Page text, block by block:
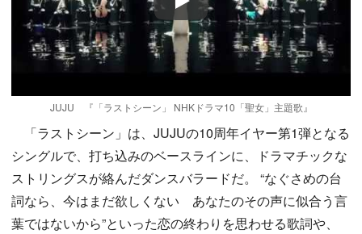
Play
JUJU 『「ラストシーン」 NHKドラマ10「聖女」主題歌』
「ラストシーン」は、JUJUの10周年イヤー第1弾となる
シングルで、打ち込みのベースラインに、ドラマチックな
ストリングスが絡んだダンスバラードだ。 “なぐさめの台
詞なら、今はまだ欲しくない あなたのその声に似合う言
葉ではないから”といった恋の終わりを思わせる歌詞や、